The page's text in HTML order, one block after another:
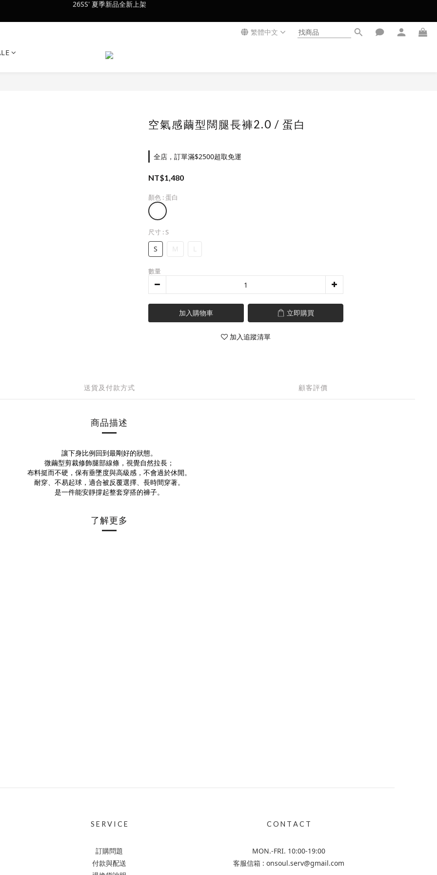
會員訂單滿$2500超取免運
繁體中文
空氣感繭型闊腿長褲2.0 / 蛋白
全店，訂單滿$2500超取免運
NT$1,480
顏色 : 蛋白
尺寸 : S
S M L
數量
加入購物車 立即購買
加入追蹤清單
送貨及付款方式 顧客評價
商品描述
讓下身比例回到最剛好的狀態。
微繭型剪裁修飾腿部線條，視覺自然拉長；
布料挺而不硬，保有垂墜度與高級感，不會過於休閒。
耐穿、不易起球，適合被反覆選擇、長時間穿著。
是一件能安靜撐起整套穿搭的褲子。
了解更多
S E R V I C E
訂購問題
付款與配送
C O N T A C T
MON.-FRI. 10:00-19:00
客服信箱 : onsoul.serv@gmail.com